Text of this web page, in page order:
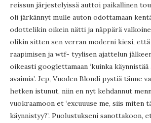
reissun järjestelyissä auttoi paikallinen
oli järkännyt mulle auton odottamaan
odottelikin oikein nätti ja näppärä
olikin sitten sen verran moderni kiesi,
raapimisen ja wtf- tyylisen ajattelun
oikeasti googlettamaan ‘kuinka
avaimia’. Jep, Vuoden Blondi pystiä tänne
hetken istunut, niin en nyt kehdannut
vuokraamoon et ‘excuuuse me, siis miten
käynnistyy?’. Puolustukseni sanottakoon,